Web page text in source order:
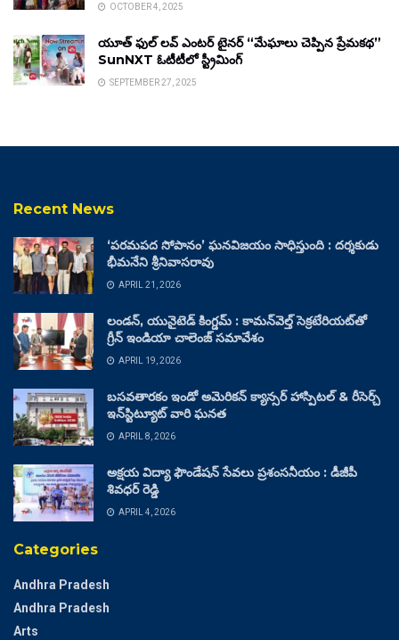
OCTOBER 4, 2025
యూత్ ఫుల్ లవ్ ఎంటర్ టైనర్ “మేఘాలు చెప్పిన ప్రేమకథ”
SunNXT ఓటీటీలో స్ట్రీమింగ్
SEPTEMBER 27, 2025
Recent News
‘పరమపద సోపానం’ ఘనవిజయం సాధిస్తుంది : దర్శకుడు
భీమనేని శ్రీనివాసరావు
APRIL 21, 2026
లండన్, యునైటెడ్ కింగ్డమ్ : కామన్‌వెల్త్ సెక్రటేరియట్‌తో
గ్రీన్ ఇండియా చాలెంజ్ సమావేశం
APRIL 19, 2026
బసవతారకం ఇండో అమెరికన్ క్యాన్సర్ హాస్పిటల్ & రీసెర్చ్
ఇన్‌స్టిట్యూట్ వారి ఘనత
APRIL 8, 2026
అక్షయ విద్యా ఫౌండేషన్ సేవలు ప్రశంసనీయం : డీజీపీ
శివధర్ రెడ్డి
APRIL 4, 2026
Categories
Andhra Pradesh
Andhra Pradesh
Arts